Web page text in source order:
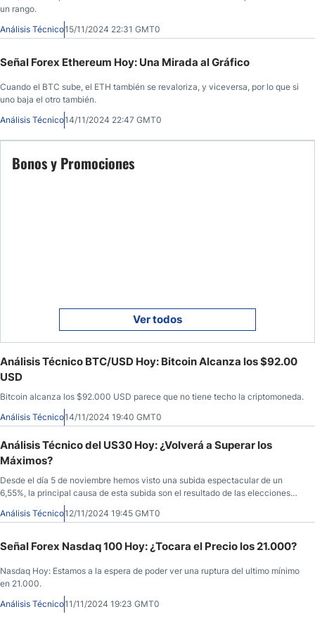
un rango.
Análisis Técnico15/11/2024 22:31 GMT0
Señal Forex Ethereum Hoy: Una Mirada al Gráfico
Cuando el BTC sube, el ETH también se revaloriza, y viceversa, por lo que si
uno baja el otro también.
Análisis Técnico14/11/2024 22:47 GMT0
Bonos y Promociones
Ver todos
Análisis Técnico BTC/USD Hoy: Bitcoin Alcanza los $92.00
USD
Bitcoin alcanza los $92.000 USD parece que no tiene techo la criptomoneda.
Análisis Técnico14/11/2024 19:40 GMT0
Análisis Técnico del US30 Hoy: ¿Volverá a Superar los
Máximos?
Desde el día 5 de noviembre hemos visto una subida espectacular de un
6,55%, la principal causa de esta subida son el resultado de las elecciones
presidencias, con un Trump victorioso.
Análisis Técnico12/11/2024 19:45 GMT0
Señal Forex Nasdaq 100 Hoy: ¿Tocara el Precio los 21.000?
Nasdaq Hoy: Estamos a la espera de poder ver una ruptura del ultimo mínimo
en 21.000.
Análisis Técnico11/11/2024 19:23 GMT0